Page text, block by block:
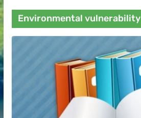
Environmental vulnerability